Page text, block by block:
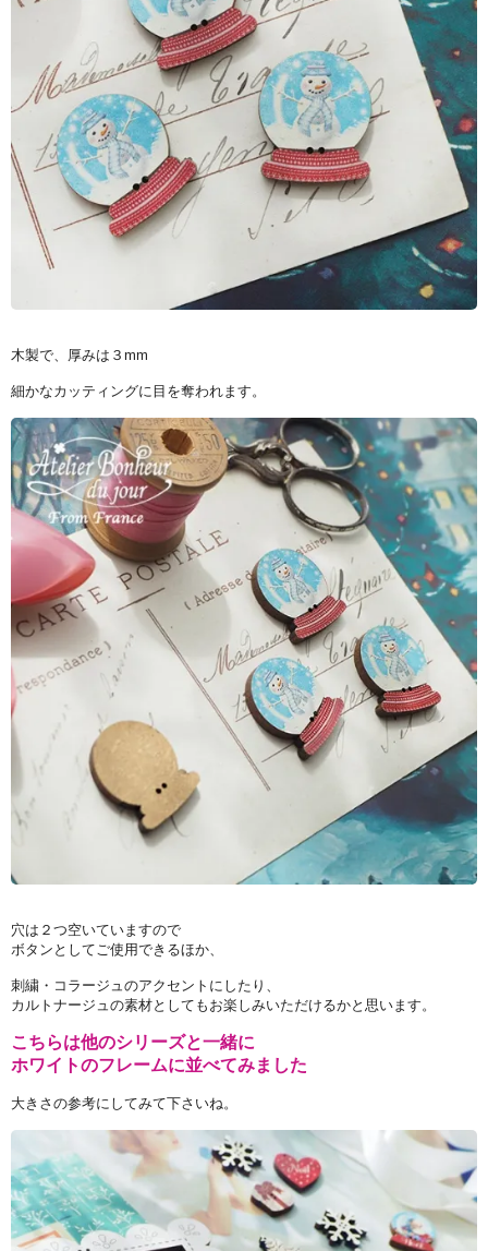
木製で、厚みは３mm
細かなカッティングに目を奪われます。
穴は２つ空いていますので
ボタンとしてご使用できるほか、
刺繍・コラージュのアクセントにしたり、
カルトナージュの素材としてもお楽しみいただけるかと思います。
こちらは他のシリーズと一緒に
ホワイトのフレームに並べてみました
大きさの参考にしてみて下さいね。